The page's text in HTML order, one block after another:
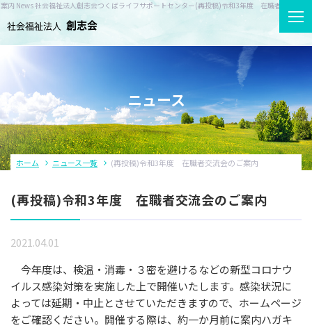
News 社会福祉法人創志会つくばライフサポートセンター(再投稿)令和3年度 在職者交流会のご
ホーム
創志会について
ニュース
採用情報
ニュース
ホーム ニュース一覧 (再投稿)令和3年度 在職者交流会のご案内
(再投稿)令和3年度 在職者交流会のご案内
2021.04.01
今年度は、検温・消毒・３密を避けるなどの新型コロナウ
イルス感染対策を実施した上で開催いたします。感染状況に
よっては延期・中止とさせていただきますので、ホームページ
をご確認ください。開催する際は、約一か月前に案内ハガキ